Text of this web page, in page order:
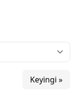
Keyingi »